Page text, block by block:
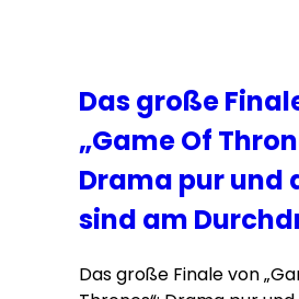
Das große
„Game Of
Drama pur und
sind am
Das große Finale von